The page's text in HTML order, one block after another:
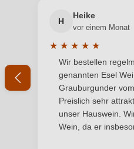
Land
Passt zu
Ihre E-Mail-Adresse
Ihr Passwort
Ich
H
Heike
vor einem Monat
★ ★ ★ ★ ★
Durchschnittliche
Wir bestellen
genannten Esel
Grauburgunder
Preislich sehr
unser Hauswein.
Wein, da er